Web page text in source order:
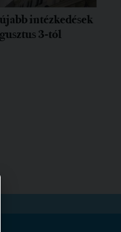
intézkedések
3-tól